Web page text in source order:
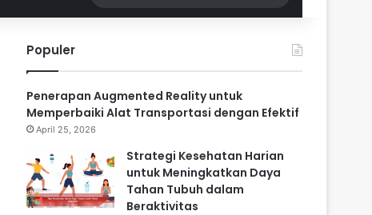
for
Populer
Penerapan Augmented Reality untuk
Memperbaiki Alat Transportasi dengan Efektif
April 25, 2026
Strategi Kesehatan Harian
untuk Meningkatkan Daya
Tahan Tubuh dalam
Beraktivitas